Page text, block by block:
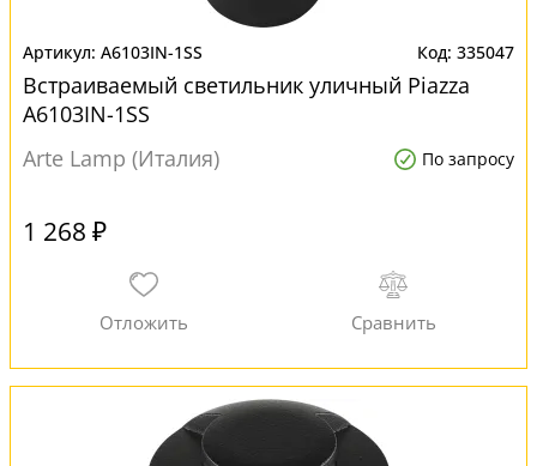
A6103IN-1SS 335047
Встраиваемый светильник уличный Piazza
A6103IN-1SS
Arte Lamp (Италия)
По запросу
1 268 ₽